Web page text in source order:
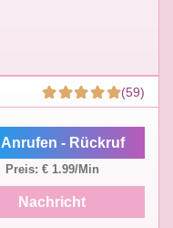
(59)
Anrufen - Rückruf
Preis: € 1.99/Min
Nachricht